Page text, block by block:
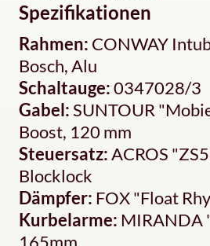
Spezifikationen
Rahmen: CONWAY
Bosch, Alu
Schaltauge:0347028/3
Gabel:SUNTOUR
Boost, 120 mm
Steuersatz:ACROS
Blocklock
Dämpfer: FOX "Float
Kurbelarme: MIRANDA
165mm